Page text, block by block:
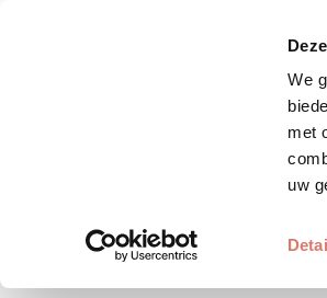
We
met
uw
Zoek huisdier